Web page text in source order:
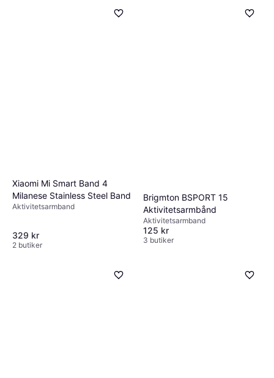
Xiaomi Mi Smart Band 4
Milanese Stainless Steel Band
Aktivitetsarmband
329 kr
2 butiker
Brigmton BSPORT 15
Aktivitetsarmbånd
Aktivitetsarmband
125 kr
3 butiker